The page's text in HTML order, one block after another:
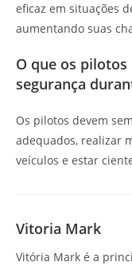
eficaz em situações
aumentando suas
O que os
segurança
Os pilotos devem
adequados, realizar
veículos e estar
Vitoria Mark
Vitória Mark é a